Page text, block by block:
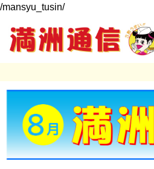
/mansyu_tusin/